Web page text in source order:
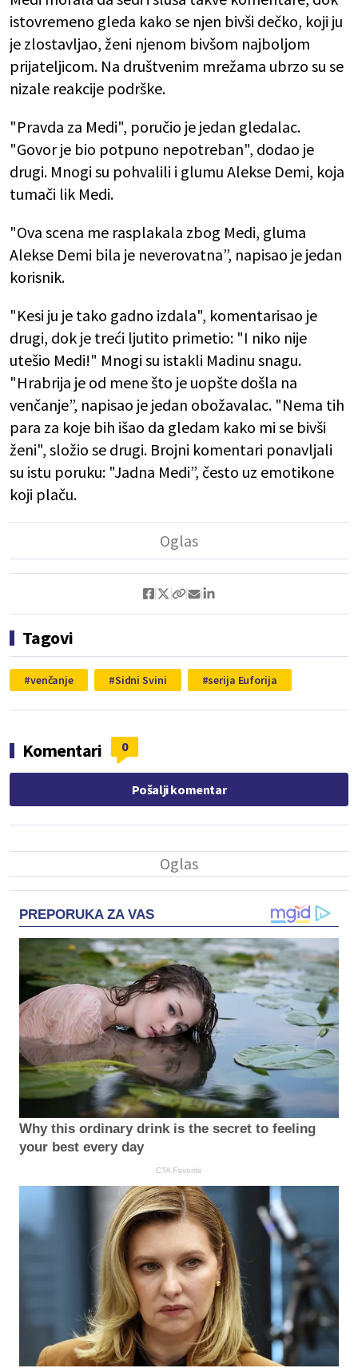
istovremeno gleda kako se njen bivši dečko, koji ju
je zlostavljao, ženi njenom bivšom najboljom
prijateljicom. Na društvenim mrežama ubrzo su se
nizale reakcije podrške.
"Pravda za Medi", poručio je jedan gledalac.
"Govor je bio potpuno nepotreban", dodao je
drugi. Mnogi su pohvalili i glumu Alekse Demi, koja
tumači lik Medi.
"Ova scena me rasplakala zbog Medi, gluma
Alekse Demi bila je neverovatna”, napisao je jedan
korisnik.
"Kesi ju je tako gadno izdala", komentarisao je
drugi, dok je treći ljutito primetio: "I niko nije
utešio Medi!" Mnogi su istakli Madinu snagu.
"Hrabrija je od mene što je uopšte došla na
venčanje”, napisao je jedan obožavalac. "Nema tih
para za koje bih išao da gledam kako mi se bivši
ženi", složio se drugi. Brojni komentari ponavljali
su istu poruku: "Jadna Medi”, često uz emotikone
koji plaču.
Tagovi
venčanje Sidni Svini serija Euforija
Komentari 0
Pošalji komentar
PREPORUKA ZA VAS
Why this ordinary drink is the secret to feeling
your best every day
CTA Favorite